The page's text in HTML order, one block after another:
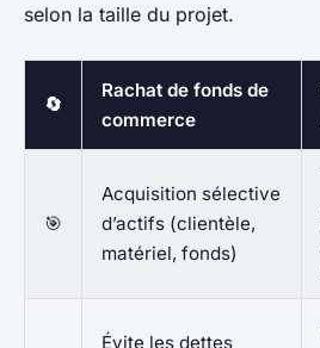
selon la taille du projet.
🔄
Rachat de fonds de
commerce
🎯
Acquisition sélective
d’actifs (clientèle,
matériel, fonds)
Évite les dettes